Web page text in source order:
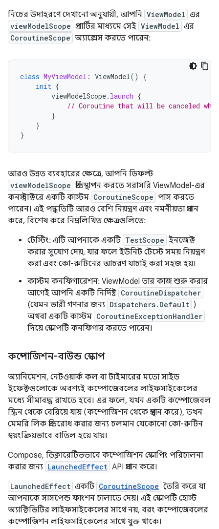
নিচের উদাহরণে দেখানো অনুযায়ী, আপনি ViewModel এর
viewModelScope প্রপার্টির মাধ্যমে সেই ViewModel এর
CoroutineScope অ্যাক্সেস করতে পারেন:
class MyViewModel : ViewModel()
{
init {
viewModelScope. launch {
// Coroutine that will be canceled
}
}
}
আরও উন্নত ব্যবহারের ক্ষেত্রে, আপনি ডিফল্ট
viewModelScope প্রতিস্থাপন করতে সরাসরি ViewModel-এর
কনস্ট্রাক্টরে একটি কাস্টম CoroutineScope পাস করতে
পারেন। এই পদ্ধতিটি আরও বেশি নিয়ন্ত্রণ এবং নমনীয়তা প্রদান
করে, বিশেষ করে নিম্নলিখিত ক্ষেত্রগুলিতে:
টেস্টিং: এটি আপনাকে একটি TestScope ইনজেক্ট
করার সুযোগ দেয়, যার ফলে ইউনিট টেস্টে সময় নিয়ন্ত্রণ
করা এবং কো-রুটিনের আচরণ যাচাই করা সহজ হয়।
কাস্টম কনফিগারেশন: ViewModel তার কাজ শুরু করার
আগেই আপনি একটি নির্দিষ্ট CoroutineDispatcher
(যেমন ভারী গণনার জন্য Dispatchers.Default )
অথবা একটি কাস্টম CoroutineExceptionHandler
দিয়ে স্কোপটি কনফিগার করতে পারেন।
কম্পোজিশন-বাউন্ড স্কোপ
অ্যানিমেশন, নেটওয়ার্ক কল বা টাইমারের মতো সাইড
ইফেক্টগুলোকে অবশ্যই কম্পোজেবলের লাইফসাইকেলের
মধ্যে সীমাবদ্ধ রাখতে হবে। এর ফলে, যখন একটি কম্পোজেবল
স্ক্রিন থেকে বেরিয়ে যায় (কম্পোজিশন থেকে প্রস্থান করে), তখন
মেমরি লিক প্রতিরোধ করার জন্য চলমান যেকোনো কো-রুটিন
স্বয়ংক্রিয়ভাবে বাতিল হয়ে যায়।
Compose, ডিক্লারেটিভভাবে কম্পোজিশন স্কোপিং পরিচালনা
করার জন্য LaunchedEffect API প্রদান করে।
LaunchedEffect একটি CoroutineScope তৈরি করে যা
আপনাকে সাসপেন্ড ফাংশন চালাতে দেয়। এই স্কোপটি হোস্ট
অ্যাক্টিভিটির লাইফসাইকেলের সাথে নয়, বরং কম্পোজেবলের
কম্পোজিশন লাইফসাইকেলের সাথে যুক্ত থাকে।